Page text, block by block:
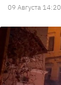
09 Августа 14:20